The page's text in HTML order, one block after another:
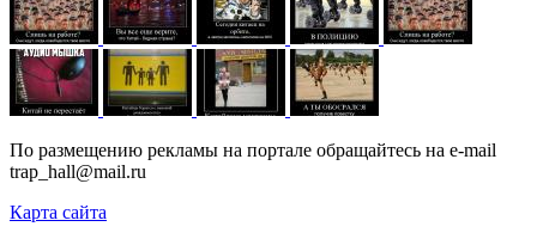
По размещению рекламы на портале обращайтесь на e-mail
trap_hall@mail.ru
Карта сайта